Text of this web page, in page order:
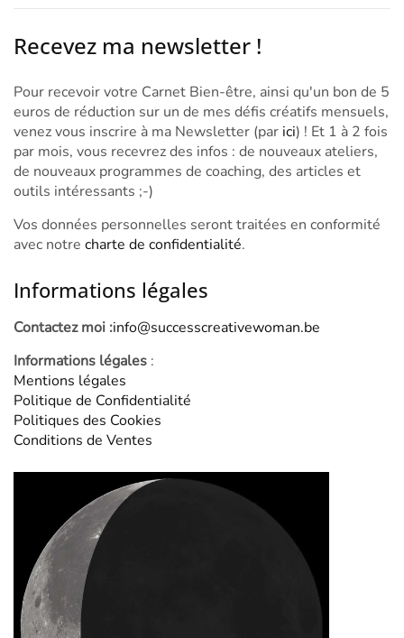
Recevez ma newsletter !
Pour recevoir votre Carnet Bien-être, ainsi qu'un bon de 5
euros de réduction sur un de mes défis créatifs mensuels,
venez vous inscrire à ma Newsletter (par ici) ! Et 1 à 2 fois
par mois, vous recevrez des infos : de nouveaux ateliers,
de nouveaux programmes de coaching, des articles et
outils intéressants ;-)
Vos données personnelles seront traitées en conformité
avec notre charte de confidentialité.
Informations légales
Contactez moi :info@successcreativewoman.be
Informations légales :
Mentions légales
Politique de Confidentialité
Politiques des Cookies
Conditions de Ventes